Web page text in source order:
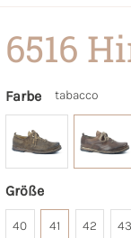
6516
Farbe tabacco
Größe
40 41 42 43